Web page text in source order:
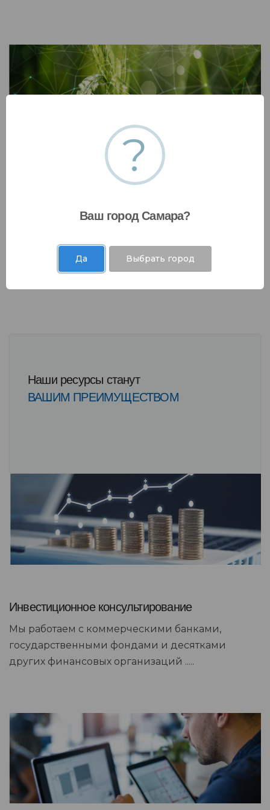
Разработка стратегии декарбонизации
подразделения/предприятия/компании
Разработка детального плана реализации
предприятия/компании
Наши ресурсы станут
ВАШИМ ПРЕИМУЩЕСТВОМ
Инвестиционное консультирование
Мы работаем с коммерческими банками,
государственными фондами и десятками
других финансовых организаций .....
?
Ваш город Самара?
Да Выбрать город